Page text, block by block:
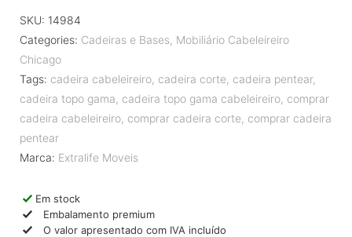
SKU: 14984
Categories: Cadeiras e Bases, Mobiliário Cabeleireiro
Chicago
Tags: cadeira cabeleireiro, cadeira corte, cadeira pentear,
cadeira topo gama, cadeira topo gama cabeleireiro, comprar
cadeira cabeleireiro, comprar cadeira corte, comprar cadeira
pentear
Marca: Extralife Moveis
Em stock
Embalamento premium
O valor apresentado com IVA incluído